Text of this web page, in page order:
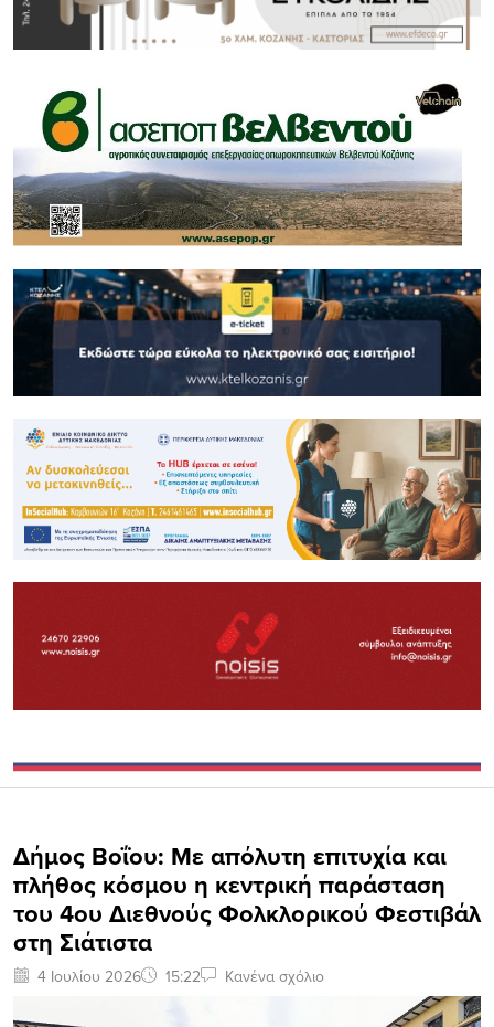
Δήμος Βοΐου: Με απόλυτη επιτυχία και
πλήθος κόσμου η κεντρική παράσταση
του 4ου Διεθνούς Φολκλορικού Φεστιβάλ
στη Σιάτιστα
4 Ιουλίου 2026 15:22 Κανένα σχόλιο